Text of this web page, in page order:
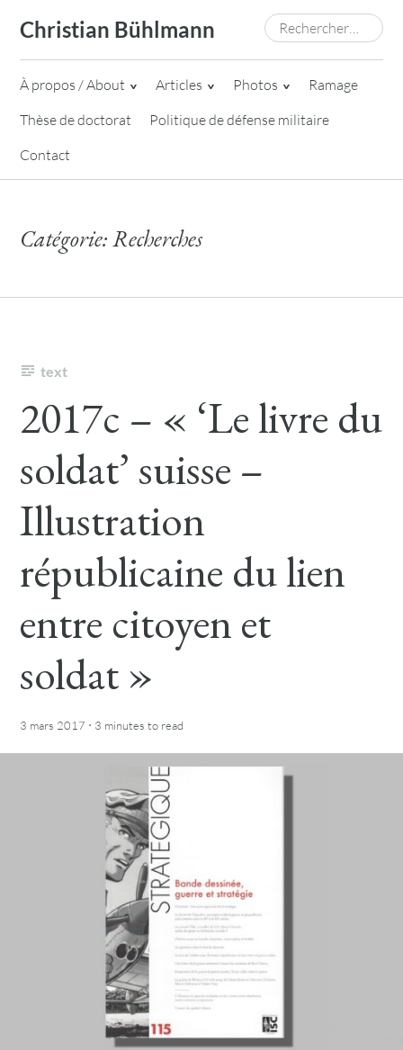
content
Christian Bühlmann Rechercher :
À propos / About Articles Photos
Ramage
Thèse de doctorat
Politique de défense militaire
Contact
Catégorie:Recherches
text
2017c – « ‘Le livre du
soldat’ suisse –
Illustration
républicaine du lien
entre citoyen et
soldat »
3 mars 2017 · 3 minutes to read